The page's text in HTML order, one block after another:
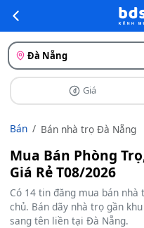
Đà Nẵng
Giá
Bán Bán nhà trọ Đà Nẵng
Mua Bán Phòng
Giá Rẻ T08/2026
Có 14 tin đăng mua bán
chủ. Bán dãy nhà trọ gần
sang tên liền tại Đà Nẵng.